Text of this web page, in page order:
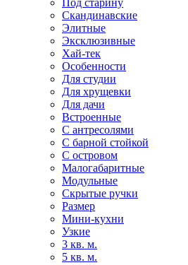
Под старину
Скандинавские
Элитные
Эксклюзивные
Хай-тек
Особенности
Для студии
Для хрущевки
Для дачи
Встроенные
С антресолями
С барной стойкой
С островом
Малогабаритные
Модульные
Скрытые ручки
Размер
Мини-кухни
Узкие
3 кв. м.
5 кв. м.